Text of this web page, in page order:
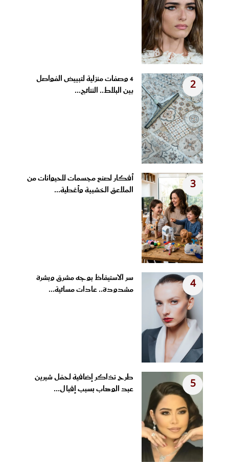
2
4 وصفات منزلية لتبييض الفواصل
بين البلاط.. النتائج...
3
أفكار لصنع مجسمات للحيوانات من
الملاعق الخشبية وأغطية...
4
سر الاستيقاظ بوجه مشرق وبشرة
مشدودة.. عادات مسائية...
5
طرح تذاكر إضافية لحفل شيرين
عبد الوهاب بسبب إقبال...